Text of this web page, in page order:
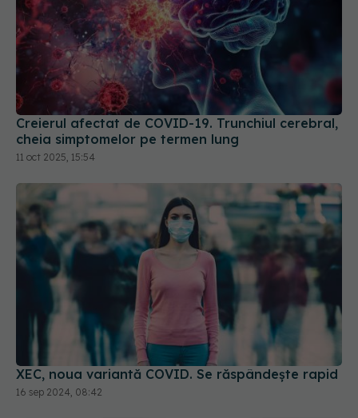
Creierul afectat de COVID-19. Trunchiul cerebral,
cheia simptomelor pe termen lung
11 oct 2025, 15:54
XEC, noua variantă COVID. Se răspândește rapid
16 sep 2024, 08:42